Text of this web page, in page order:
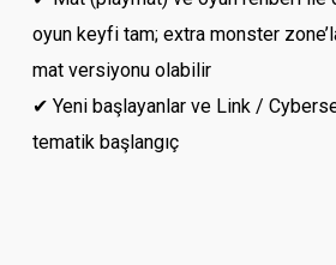
oyun keyfi tam; extra monster
mat versiyonu olabilir
✔ Yeni başlayanlar ve Link /
tematik başlangıç